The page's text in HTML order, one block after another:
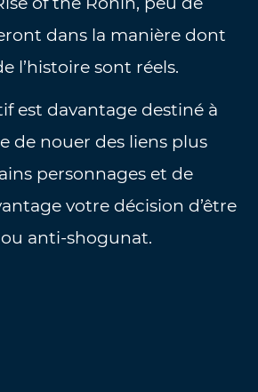
dans la manière dont
l’histoire sont réels.
est davantage destiné à
de nouer des liens plus
personnages et de
votre décision d’être
anti-shogunat.